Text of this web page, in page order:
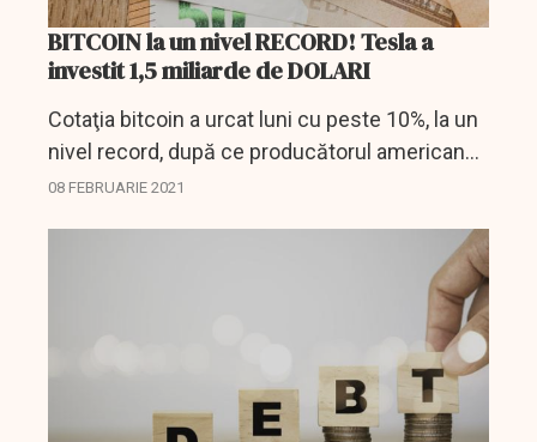
BITCOIN la un nivel RECORD! Tesla a
investit 1,5 miliarde de DOLARI
Cotaţia bitcoin a urcat luni cu peste 10%, la un
nivel record, după ce producătorul american
de automobile electrice Tesla a anunţat că a
08 FEBRUARIE 2021